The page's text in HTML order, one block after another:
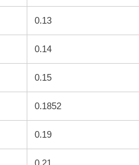
0.13
0.14
0.15
0.1852
0.19
0.21